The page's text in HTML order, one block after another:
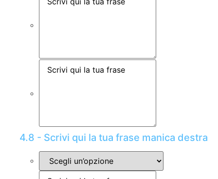
4.8 - Scrivi qui la tua frase manica destra